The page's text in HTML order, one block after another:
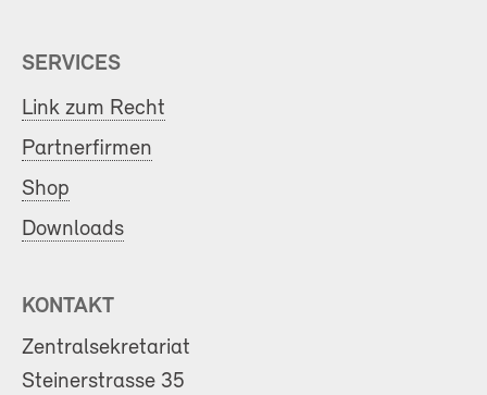
SERVICES
Link zum Recht
Partnerfirmen
Shop
Downloads
KONTAKT
Zentralsekretariat
Steinerstrasse 35